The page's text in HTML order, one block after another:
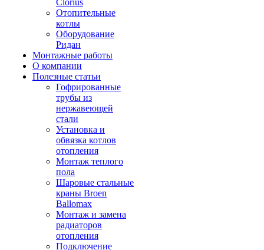
Clorius
Отопительные
котлы
Оборудование
Ридан
Монтажные работы
О компании
Полезные статьи
Гофрированные
трубы из
нержавеющей
стали
Установка и
обвязка котлов
отопления
Монтаж теплого
пола
Шаровые стальные
краны Broen
Ballomax
Монтаж и замена
радиаторов
отопления
Подключение